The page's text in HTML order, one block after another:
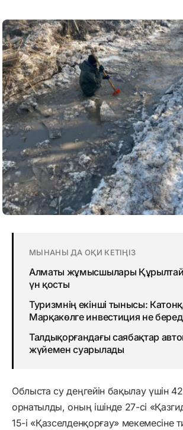
МЫНАНЫ ДА ОҚИ КЕТІҢІЗ
Алматы жұмысшылары Құрылтай
үн қосты
Туризмнің екінші тынысы:
Марқакөлге инвестиция не
Талдықорғандағы саябақтар
жүйемен суарылады
Облыста су деңгейін бақылау үшін
орнатылды, оның ішінде 27-сі
15-і «Қазселденқорғау» мекемесіне